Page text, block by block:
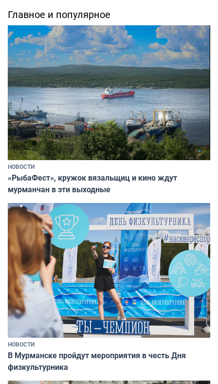
Главное и популярное
НОВОСТИ
«РыбаФест», кружок вязальщиц и кино ждут
мурманчан в эти выходные
НОВОСТИ
В Мурманске пройдут мероприятия в честь Дня
физкультурника